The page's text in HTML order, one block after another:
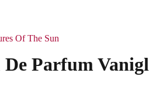
Of The Sun
Parfum